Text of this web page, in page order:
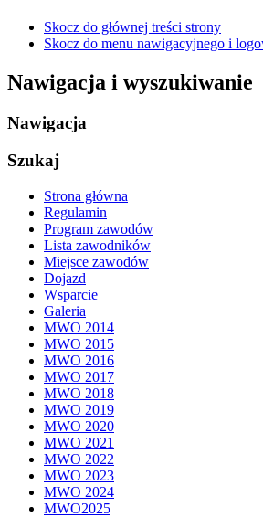
Skocz do głównej treści strony
Skocz do menu nawigacyjnego i
Nawigacja i wyszukiwanie
Nawigacja
Szukaj
Strona główna
Regulamin
Program zawodów
Lista zawodników
Miejsce zawodów
Dojazd
Wsparcie
Galeria
MWO 2014
MWO 2015
MWO 2016
MWO 2017
MWO 2018
MWO 2019
MWO 2020
MWO 2021
MWO 2022
MWO 2023
MWO 2024
MWO2025